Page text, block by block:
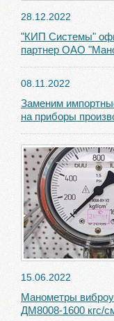
28.12.2022
"КИП Системы"
партнер ОАО
08.11.2022
Заменим
на приборы
15.06.2022
Манометры
ДМ8008-1600 кгс/